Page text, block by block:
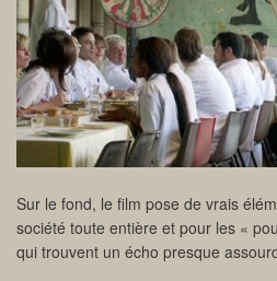
Sur le fond, le film pose de vrais
société toute entière et pour les «
qui trouvent un écho presque